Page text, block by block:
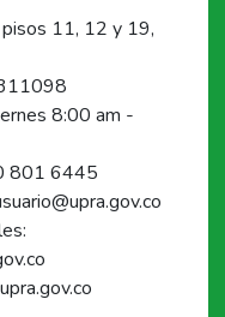
11, 12 y 19,
8:00 am -
801 6445